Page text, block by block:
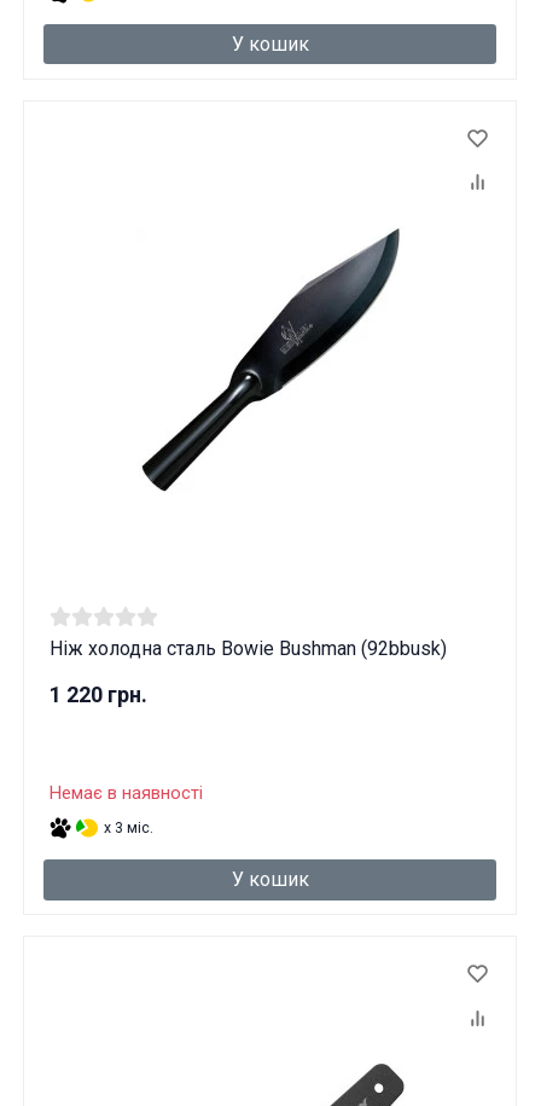
У кошик
Ніж холодна сталь Bowie Bushman (92bbusk)
1 220 грн.
Немає в наявності
x 3 міс.
У кошик